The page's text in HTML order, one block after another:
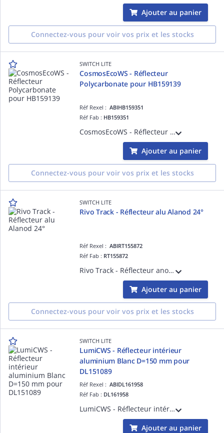
Ajouter au panier
Connectez-vous pour voir vos prix et les stocks
SWITCH LITE
CosmosEcoWS - Réflecteur
Polycarbonate pour HB159139
Réf Rexel :ABIHB159351
Réf Fab : HB159351
CosmosEcoWS - Réflecteur Polycarbonate pour suspension HB159139
Ajouter au panier
Connectez-vous pour voir vos prix et les stocks
SWITCH LITE
Rivo Track - Réflecteur alu Alanod 24°
Réf Rexel :ABIRT155872
Réf Fab : RT155872
Rivo Track - Réflecteur anodisé 24° pour projecteur
Ajouter au panier
Connectez-vous pour voir vos prix et les stocks
SWITCH LITE
LumiCWS - Réflecteur intérieur
aluminium Blanc D=150 mm pour
DL151089
Réf Rexel :ABIDL161958
Réf Fab : DL161958
LumiCWS - Réflecteur intérieur aluminium Blanc D=150 mm pour DL151089
Ajouter au panier